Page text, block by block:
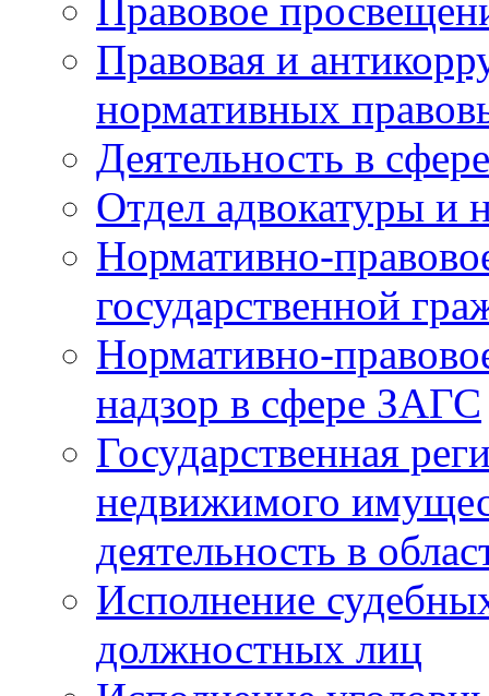
Правовое
Правовая и
нормативных
Деятельность в
Отдел адвокатуры и
Нормативно-
государственной
Нормативно-
надзор в сфере ЗАГС
Государственная
недвижимого
деятельность в
Исполнение
должностных лиц